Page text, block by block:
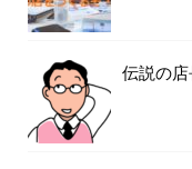
伝説の